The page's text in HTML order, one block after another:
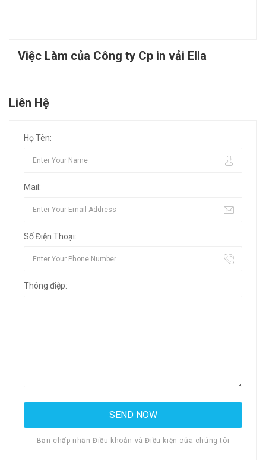
Việc Làm của Công ty Cp in vải Ella
Liên Hệ
Họ Tên:
Mail:
Số Điện Thoại:
Thông điệp:
Bạn chấp nhận Điều khoản và Điều kiện của chúng tôi